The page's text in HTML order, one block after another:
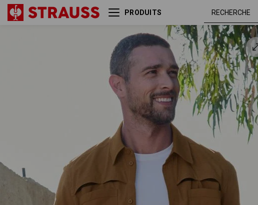
PRODUITS
Chemise de travail e.s.t:aktik,
désert